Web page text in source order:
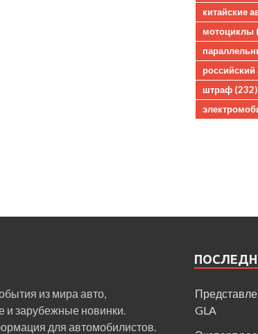
китайские
мотоциклы
штраф (232)
из мира авто,
и зарубежные новинки.
для автомобилистов.
GLA